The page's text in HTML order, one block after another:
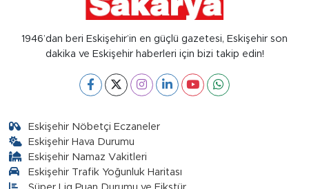
1946’dan beri Eskişehir’in en güçlü gazetesi, Eskişehir son
dakika ve Eskişehir haberleri için bizi takip edin!
Eskişehir Nöbetçi Eczaneler
Eskişehir Hava Durumu
Eskişehir Namaz Vakitleri
Eskişehir Trafik Yoğunluk Haritası
Süper Lig Puan Durumu ve Fikstür